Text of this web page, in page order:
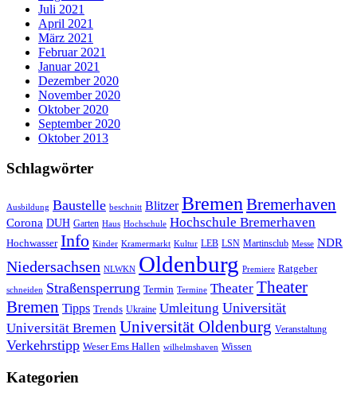
Juli 2021
April 2021
März 2021
Februar 2021
Januar 2021
Dezember 2020
November 2020
Oktober 2020
September 2020
Oktober 2013
Schlagwörter
Ausbildung Baustelle beschnitt Blitzer Bremen Bremerhaven
Corona DUH Garten Haus Hochschule Hochschule Bremerhaven
Hochwasser Info Kinder Kramermarkt Kultur LEB LSN Martinsclub Messe NDR
Niedersachsen NLWKN Oldenburg Premiere Ratgeber
schneiden Straßensperrung Termin Termine Theater Theater
Bremen Tipps Trends Ukraine Umleitung Universität
Universität Bremen Universität Oldenburg Veranstaltung
Verkehrstipp Weser Ems Hallen wilhelmshaven Wissen
Kategorien